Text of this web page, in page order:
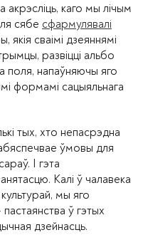
акрэсліць, каго мы лічым
сябе сфармулявалі
сваімі дзеяннямі
развіцці альбо
поля, напаўняючы яго
формамі сацыяльнага
тых, хто непасрэдна
ўмовы для
І гэта
Калі ў чалавека
мы яго
ў гэтых
дзейнасць.